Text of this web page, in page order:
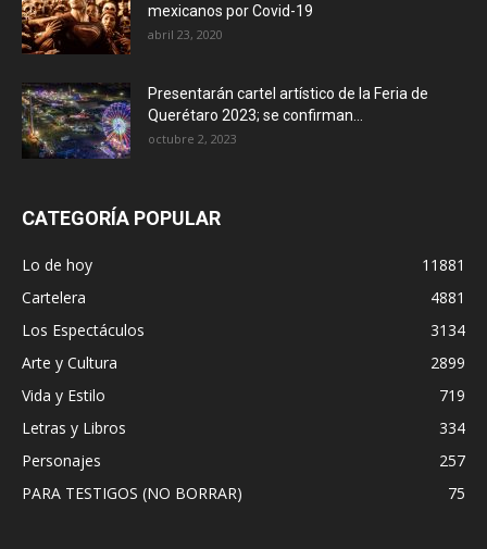
mexicanos por Covid-19
abril 23, 2020
Presentarán cartel artístico de la Feria de
Querétaro 2023; se confirman...
octubre 2, 2023
CATEGORÍA POPULAR
Lo de hoy
11881
Cartelera
4881
Los Espectáculos
3134
Arte y Cultura
2899
Vida y Estilo
719
Letras y Libros
334
Personajes
257
PARA TESTIGOS (NO BORRAR)
75